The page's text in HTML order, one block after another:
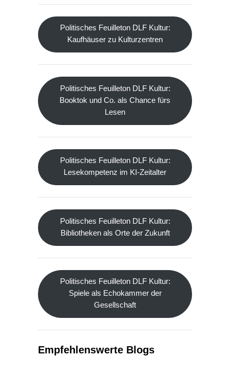
Politisches Feuilleton DLF Kultur:
Kaufhäuser zu Kulturzentren
Politisches Feuilleton DLF Kultur:
Booktok und Co. als Chance fürs
Lesen
Politisches Feuilleton DLF Kultur:
Lesekompetenz im KI-Zeitalter
Politisches Feuilleton DLF Kultur:
Bibliotheken als Orte der Zukunft
Politisches Feuilleton DLF Kultur:
Spiele als Echokammer der
Gesellschaft
Empfehlenswerte Blogs